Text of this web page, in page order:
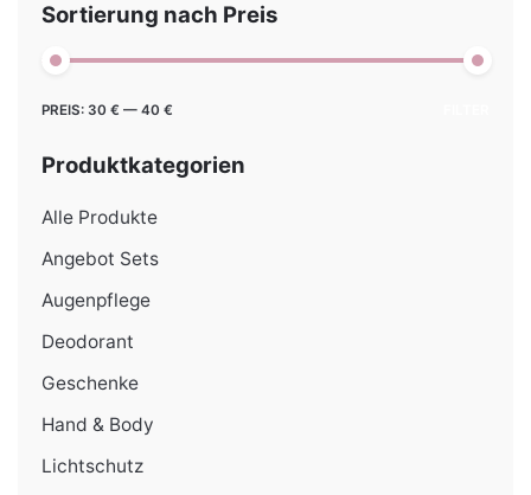
Sortierung nach Preis
Min.
Max.
PREIS: 30 € — 40 €
Produktkategorien
Alle Produkte
Angebot Sets
Augenpflege
Deodorant
Geschenke
Hand & Body
Lichtschutz